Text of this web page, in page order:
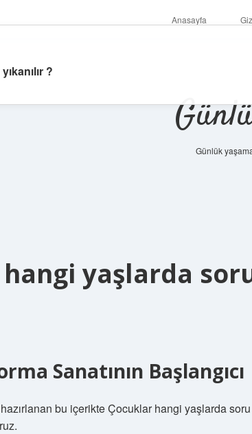
Anasayfa
Günlük
yaşlarda
Sanatının Başlangıcı
bu içerikte Çocuklar hangi yaşlarda
?